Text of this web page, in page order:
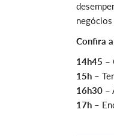
negócios
Confira
14h45 –
15h –
16h30 –
17h –